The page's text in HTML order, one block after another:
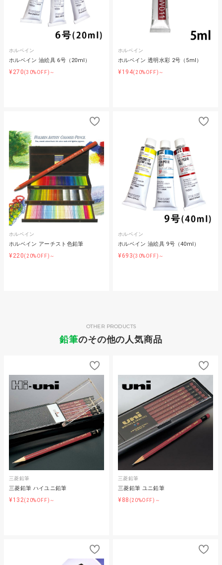
ホルベイン
ホルベイン 油絵具 6号（20ml）
¥270(30%OFF)～
ホルベイン
ホルベイン 透明水彩 2号（5ml）
¥194(20%OFF)～
ホルベイン
ホルベイン アーチスト色鉛筆
¥220(20%OFF)～
ホルベイン
ホルベイン 油絵具 9号（40ml）
¥693(30%OFF)～
鉛筆のその他の人気商品
OTHER PRODUCTS
三菱鉛筆
三菱鉛筆 ハイユニ鉛筆
¥132(20%OFF)～
三菱鉛筆
三菱鉛筆 ユニ鉛筆
¥88 (20%OFF)～